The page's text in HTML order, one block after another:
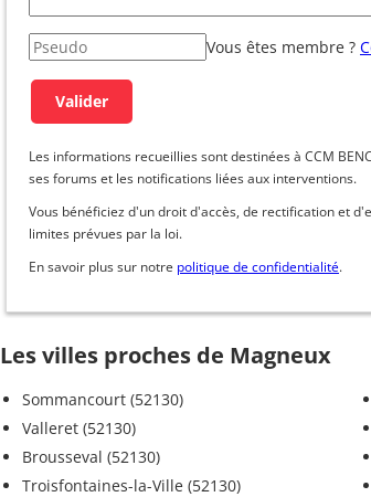
Vous êtes membre ?
Les informations recueillies sont destinées à CCM
ses forums et les notifications liées aux interventions.
Vous bénéficiez d'un droit d'accès, de rectification et
limites prévues par la loi.
En savoir plus sur notre politique de confidentialité.
Les villes proches de Magneux
Sommancourt (52130)
Valleret (52130)
Brousseval (52130)
Troisfontaines-la-Ville (52130)